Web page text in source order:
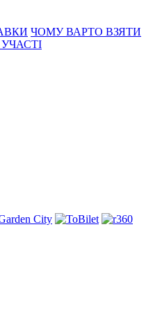
ЧОМУ ВАРТО ВЗЯТИ